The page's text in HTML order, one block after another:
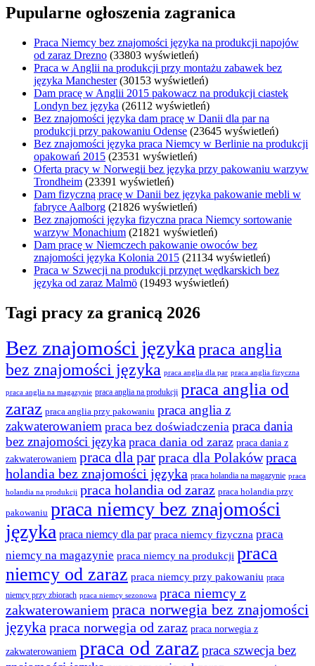
Pupularne ogłoszenia zagranica
Praca Niemcy bez znajomości języka na produkcji napojów
od zaraz Drezno (33803 wyświetleń)
Praca w Anglii na produkcji przy montażu zabawek bez
języka Manchester(30153 wyświetleń)
Dam pracę w Anglii 2015 pakowacz na produkcji ciastek
Londyn bez języka (26112 wyświetleń)
Bez znajomości języka dam pracę w Danii dla par na
produkcji przy pakowaniu Odense (23645 wyświetleń)
Bez znajomości języka praca Niemcy w Berlinie na produkcji
opakowań 2015 (23531 wyświetleń)
Oferta pracy w Norwegii bez języka przy pakowaniu warzyw
Trondheim (23391 wyświetleń)
Dam fizyczną pracę w Danii bez języka pakowanie mebli w
fabryce Aalborg (21826 wyświetleń)
Bez znajomości języka fizyczna praca Niemcy sortowanie
warzyw Monachium (21821 wyświetleń)
Dam pracę w Niemczech pakowanie owoców bez
znajomości języka Kolonia 2015 (21134 wyświetleń)
Praca w Szwecji na produkcji przynęt wędkarskich bez
języka od zaraz Malmö (19493 wyświetleń)
Tagi pracy za granicą 2026
Bez znajomości języka praca anglia
bez znajomości języka praca anglia dla par praca anglia fizyczna
praca anglia na magazynie praca anglia na produkcji praca anglia od
zaraz praca anglia przy pakowaniu praca anglia z
zakwaterowaniem praca bez doświadczenia praca dania
bez znajomości języka praca dania od zaraz praca dania z
zakwaterowaniem praca dla parpraca dla Polakówpraca
holandia bez znajomości języka praca holandia na magazynie praca
holandia na produkcji praca holandia od zaraz praca holandia przy
pakowaniu praca niemcy bez znajomości
języka praca niemcy dla par praca niemcy fizyczna praca
niemcy na magazynie praca niemcy na produkcji praca
niemcy od zaraz praca niemcy przy pakowaniu praca
niemcy przy zbiorach praca niemcy sezonowa praca niemcy z
zakwaterowaniem praca norwegia bez znajomości
językapraca norwegia od zaraz praca norwegia z
zakwaterowaniem praca od zaraz praca szwecja bez